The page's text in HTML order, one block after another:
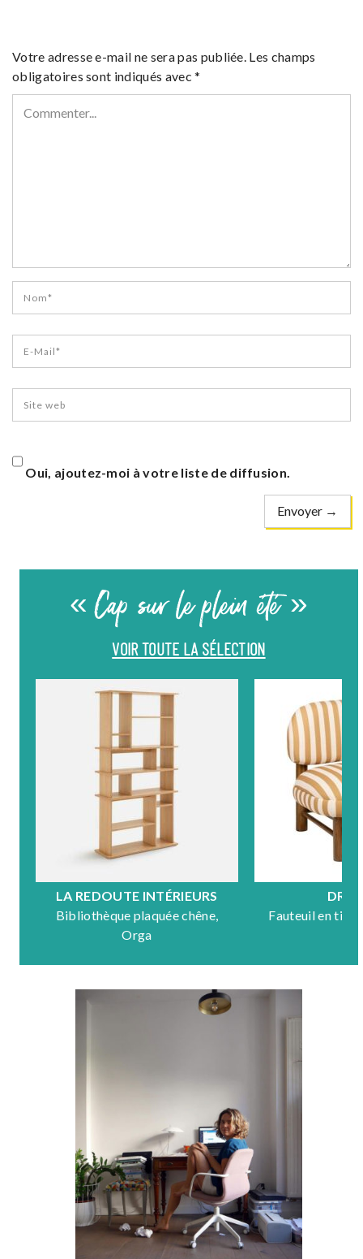
Votre adresse e-mail ne sera pas publiée. Les champs
obligatoires sont indiqués avec*
Oui, ajoutez-moi à votre liste de diffusion.
« Cap sur le plein été »
VOIR TOUTE LA SÉLECTION
LA REDOUTE INTÉRIEURS
Bibliothèque plaquée chêne,
Orga
Fauteuil en